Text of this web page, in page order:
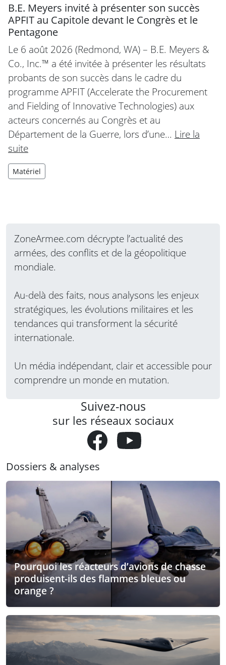
B.E. Meyers invité à présenter son succès
APFIT au Capitole devant le Congrès et le
Pentagone
Le 6 août 2026 (Redmond, WA) – B.E. Meyers &
Co., Inc.™ a été invitée à présenter les résultats
probants de son succès dans le cadre du
programme APFIT (Accelerate the Procurement
and Fielding of Innovative Technologies) aux
acteurs concernés au Congrès et au
Département de la Guerre, lors d’une… Lire la
suite
Matériel
ZoneArmee.com décrypte l’actualité des
armées, des conflits et de la géopolitique
mondiale.
Au-delà des faits, nous analysons les enjeux
stratégiques, les évolutions militaires et les
tendances qui transforment la sécurité
internationale.
Un média indépendant, clair et accessible pour
comprendre un monde en mutation.
Suivez-nous
sur les réseaux sociaux
Dossiers & analyses
Pourquoi les réacteurs d’avions de chasse
produisent-ils des flammes bleues ou
orange ?